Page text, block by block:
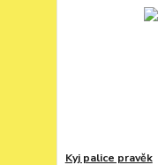
Kyj palice pravěk